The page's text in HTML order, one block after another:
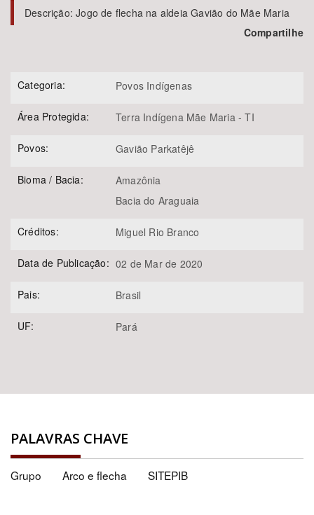
Área de Levantamento
Área Protegida
Descrição:Jogo de flecha na aldeia Gavião do Mãe Maria
Compartilhe
Categoria: Povos Indígenas
Área Protegida: Terra Indígena Mãe Maria - TI
Povos: Gavião Parkatêjê
Bioma / Bacia:
Amazônia
Bacia do Araguaia
Créditos: Miguel Rio Branco
Data de Publicação: 02 de Mar de 2020
Pais: Brasil
UF: Pará
PALAVRAS CHAVE
Grupo Arco e flecha SITEPIB